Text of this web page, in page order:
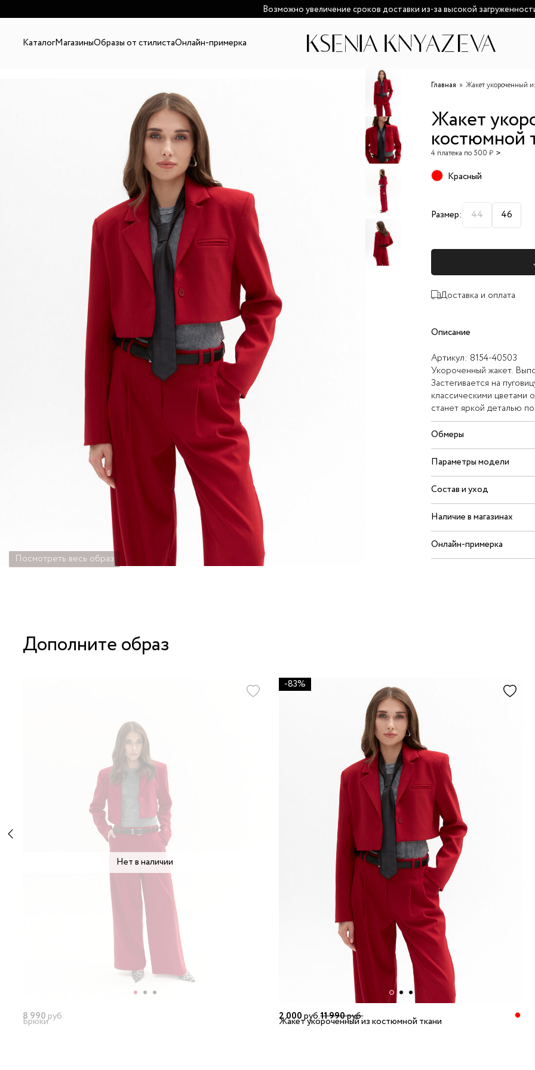
Возможно увеличение сроков доставки из-за высокой
КаталогМагазиныОбразы от стилистаОнлайн-примерка
Посмотреть весь образ
Главная Жакет укороченный
Жакет
костюмной
4 платежа по 500 ₽
Красный
Размер: 44 46
Доставка и оплата
Описание
Артикул: 8154-40503
Укороченный жакет.
Застегивается на
классическими цветами
станет яркой деталью
Обмеры
Параметры модели
Состав и уход
Наличие в магазинах
Онлайн-примерка
Дополните образ
Нет в наличии
8 990 руб.
Брюки
-83%
2 000руб.11 990руб.
Жакет укороченный из костюмной ткани